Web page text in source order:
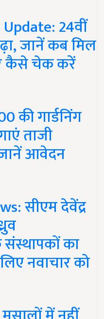
24वीं
जानें कब मिल
कैसे चेक करें
की गार्डनिंग
ताजी
आवेदन
सीएम देवेंद्र
संस्थापकों का
नवाचार को